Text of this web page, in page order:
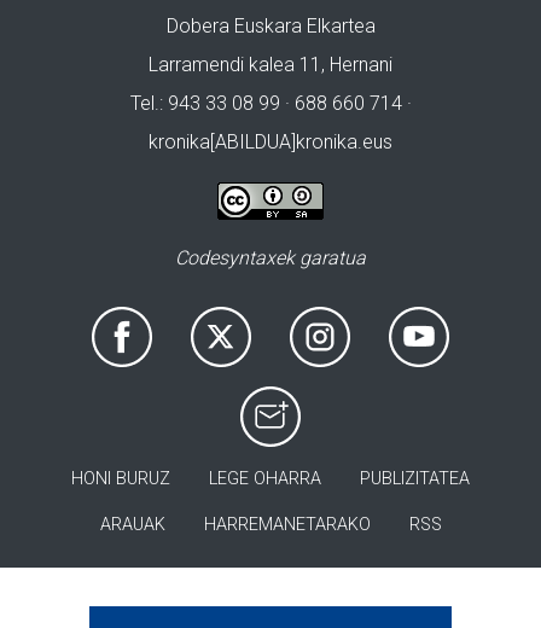
Dobera Euskara Elkartea
Larramendi kalea 11, Hernani
Tel.: 943 33 08 99 · 688 660 714 ·
kronika[ABILDUA]kronika.eus
Codesyntaxek garatua
HONI BURUZ LEGE OHARRA PUBLIZITATEA
ARAUAK HARREMANETARAKO RSS